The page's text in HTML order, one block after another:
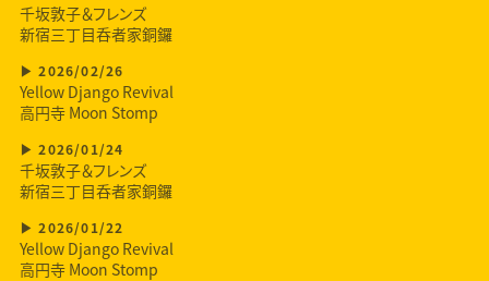
千坂敦子＆フレンズ
新宿三丁目呑者家銅鑼
2026/02/26
Yellow Django Revival
高円寺 Moon Stomp
2026/01/24
千坂敦子＆フレンズ
新宿三丁目呑者家銅鑼
2026/01/22
Yellow Django Revival
高円寺 Moon Stomp